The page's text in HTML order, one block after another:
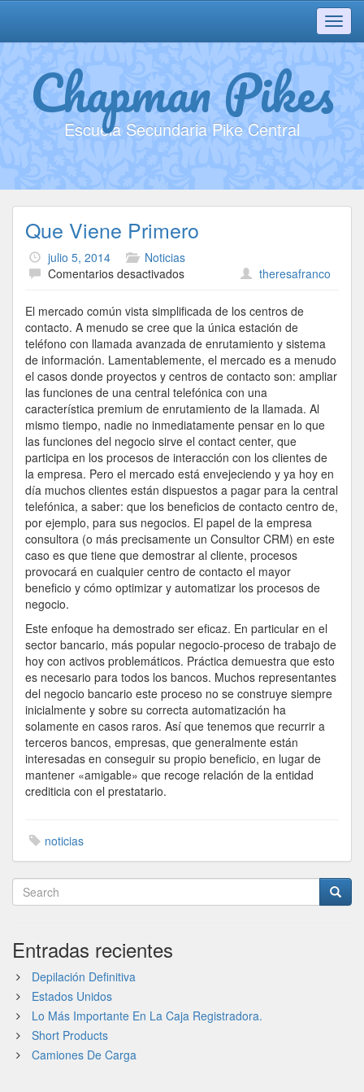
Chapman Pikes
Escuela Secundaria Pike Central
Que Viene Primero
julio 5, 2014
Noticias
Comentarios desactivadosen
Viene
Primero
theresafranco
El mercado común vista simplificada de los centros de
contacto. A menudo se cree que la única estación de
teléfono con llamada avanzada de enrutamiento y sistema
de información. Lamentablemente, el mercado es a menudo
el casos donde proyectos y centros de contacto son: ampliar
las funciones de una central telefónica con una
característica premium de enrutamiento de la llamada. Al
mismo tiempo, nadie no inmediatamente pensar en lo que
las funciones del negocio sirve el contact center, que
participa en los procesos de interacción con los clientes de
la empresa. Pero el mercado está envejeciendo y ya hoy en
día muchos clientes están dispuestos a pagar para la central
telefónica, a saber: que los beneficios de contacto centro de,
por ejemplo, para sus negocios. El papel de la empresa
consultora (o más precisamente un Consultor CRM) en este
caso es que tiene que demostrar al cliente, procesos
provocará en cualquier centro de contacto el mayor
beneficio y cómo optimizar y automatizar los procesos de
negocio.
Este enfoque ha demostrado ser eficaz. En particular en el
sector bancario, más popular negocio-proceso de trabajo de
hoy con activos problemáticos. Práctica demuestra que esto
es necesario para todos los bancos. Muchos representantes
del negocio bancario este proceso no se construye siempre
inicialmente y sobre su correcta automatización ha
solamente en casos raros. Así que tenemos que recurrir a
terceros bancos, empresas, que generalmente están
interesadas en conseguir su propio beneficio, en lugar de
mantener «amigable» que recoge relación de la entidad
crediticia con el prestatario.
noticias
Entradas recientes
Depilación Definitiva
Estados Unidos
Lo Más Importante En La Caja Registradora.
Short Products
Camiones De Carga